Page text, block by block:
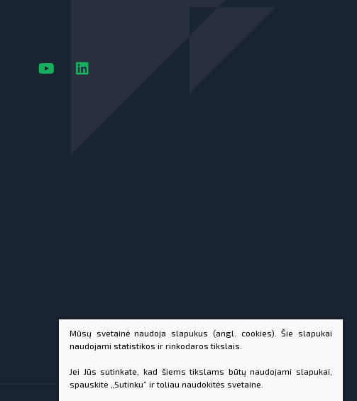
Mūsų svetainė naudoja slapukus (angl. cookies). Šie slapukai
naudojami statistikos ir rinkodaros tikslais.
Jei Jūs sutinkate, kad šiems tikslams būtų naudojami slapukai,
spauskite „Sutinku“ ir toliau naudokitės svetaine.